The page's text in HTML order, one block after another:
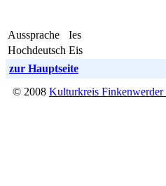
Aussprache
Ies
Hochdeutsch Eis
zur Hauptseite
© 2008 Kulturkreis Finkenwerder